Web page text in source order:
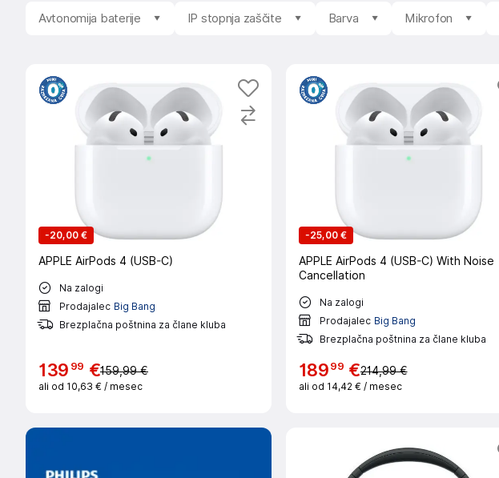
Avtonomija baterije IP stopnja zaščite Barva Mikrofon
-20,00 €
APPLE AirPods 4 (USB-C)
Na zalogi
Prodajalec Big Bang
Brezplačna poštnina za člane kluba
139 99 €159,99 €
ali od 10,63 € / mesec
-25,00 €
APPLE AirPods 4 (USB-C) With Noise
Cancellation
Na zalogi
Prodajalec Big Bang
Brezplačna poštnina za člane kluba
18999 €214,99 €
ali od 14,42 € / mesec